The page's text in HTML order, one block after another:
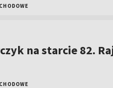
na starcie 82.